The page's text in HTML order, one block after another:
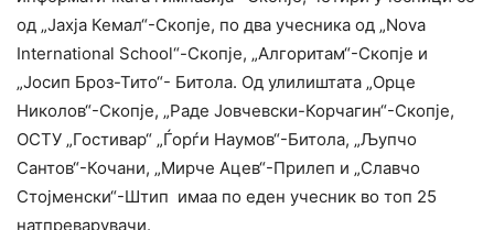
од „Јахја Кемал“-Скопје, по два учесника од „Nova
International School“-Скопје, „Алгоритам“-Скопје и
„Јосип Броз-Тито“- Битола. Од улилиштата „Орце
Николов“-Скопје, „Раде Јовчевски-Корчагин“-Скопје,
ОСТУ „Гостивар“ „Ѓорѓи Наумов“-Битола, „Љупчо
Сантов“-Кочани, „Мирче Ацев“-Прилеп и „Славчо
Стојменски“-Штип имаа по еден учесник во топ 25
натпреварувачи.